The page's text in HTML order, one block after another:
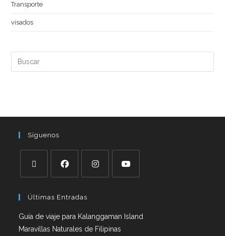
Transporte
visados
Síguenos
Últimas Entradas
Guía de viaje para Kalanggaman Island
Maravillas Naturales de Filipinas